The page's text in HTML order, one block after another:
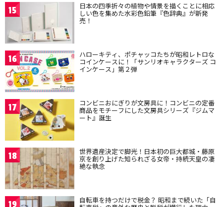
15 日本の四季折々の植物や情景を描くことに相応
しい色を集めた水彩色鉛筆『色辞典』が新発
売！
16 ハローキティ、ポチャッコたちが昭和レトロな
コインケースに！「サンリオキャラクターズ コ
インケース」第２弾
17 コンビニおにぎりが文房具に！コンビニの定番
商品をモチーフにした文房具シリーズ『ジムマ
ート』誕生
18 世界遺産決定で脚光！日本初の巨大都城・藤原
京を創り上げた知られざる女帝・持統天皇の凄
絶な執念
19 自転車を持つだけで税金？ 昭和まで続いた「自